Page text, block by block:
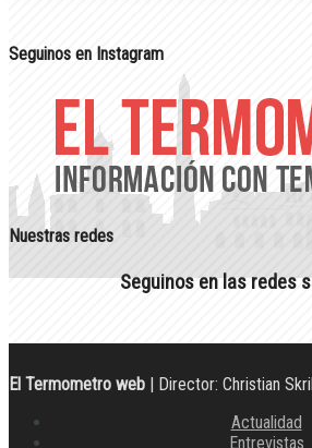
Seguinos en Instagram
Nuestras redes
Seguinos en las redes
El Termometro web | Director: Christian
Actualidad
Entrevistas